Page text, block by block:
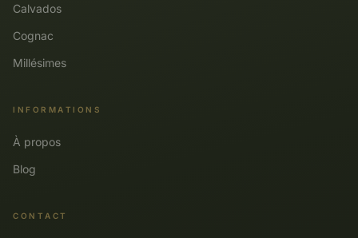
Calvados
Cognac
Millésimes
INFORMATIONS
À propos
Blog
CONTACT